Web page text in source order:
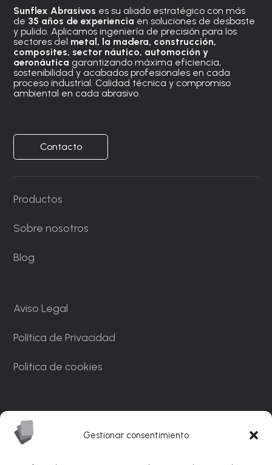
Gestionar consentimiento
Sunflex Abrasivos es su aliado estratégico con más
de 35 años de experiencia en soluciones de desbaste
y pulido. Aplicamos ingeniería de precisión para los
sectores del metal, la madera, construcción,
composites, sector náutico, automoción y
aeronáutica garantizando máxima eficiencia,
sostenibilidad y acabados profesionales en cada
proceso industrial. Calidad técnica y compromiso
ambiental en cada abrasivo.
Contacto
Productos
Sobre nosotros
Blog
Aviso Legal
Política de Privacidad
Politica de cookies
Industrial CAN MASCARO La Palma de